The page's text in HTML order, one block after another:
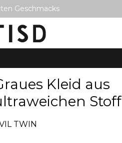
Geschmacks
Kleid aus
Stoff
TWIN